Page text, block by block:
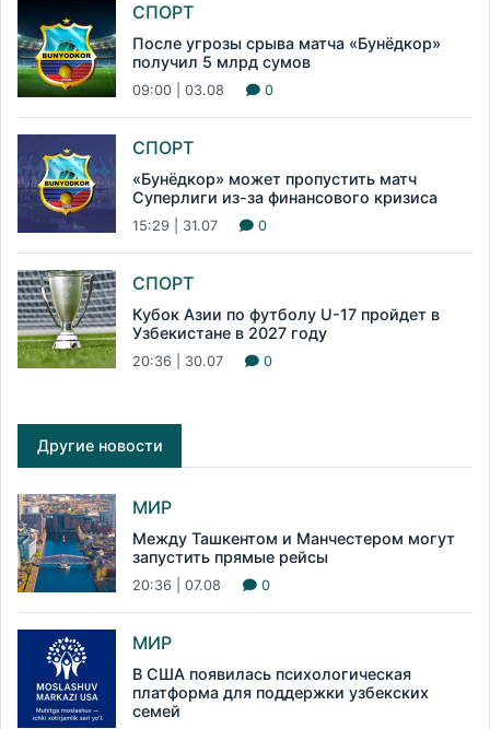
СПОРТ
После угрозы срыва матча «Бунёдкор»
получил 5 млрд сумов
09:00 | 03.08 0
СПОРТ
«Бунёдкор» может пропустить матч
Суперлиги из-за финансового кризиса
15:29 | 31.07 0
СПОРТ
Кубок Азии по футболу U-17 пройдет в
Узбекистане в 2027 году
20:36 | 30.07 0
Другие новости
МИР
Между Ташкентом и Манчестером могут
запустить прямые рейсы
20:36 | 07.08 0
МИР
В США появилась психологическая
платформа для поддержки узбекских
семей